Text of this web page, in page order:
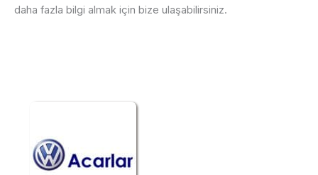
daha fazla bilgi almak için bize ulaşabilirsiniz.